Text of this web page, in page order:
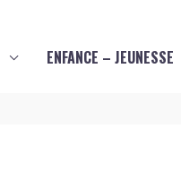
ENFANCE – JEUNESSE